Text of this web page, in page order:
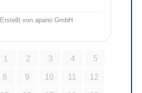
Erstellt von apano GmbH
1 2 3 4 5
8 9 10 11 12